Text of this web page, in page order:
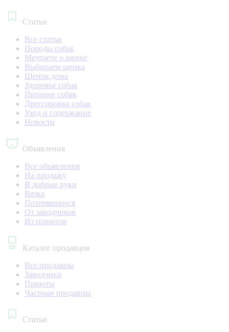
Статьи
Все статьи
Породы собак
Мечтаете о щенке
Выбираем щенка
Щенок дома
Здоровье собак
Питание собак
Дрессировка собак
Уход и содержание
Новости
Объявления
Все объявления
На продажу
В добрые руки
Вязка
Потерявшиеся
От заводчиков
Из приютов
Каталог продавцов
Все продавцы
Заводчики
Приюты
Частные продавцы
Статьи